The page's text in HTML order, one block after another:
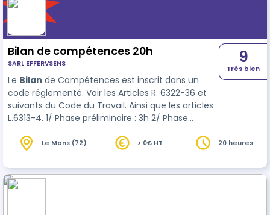
Bilan de compétences 20h
SARL EFFERVSENS
Le Bilan de Compétences est inscrit dans un
code réglementé. Voir les Articles R. 6322-36 et
suivants du Code du Travail. Ainsi que les articles
L.6313-4. 1/ Phase préliminaire : 3h 2/ Phase
suivi : 3…
9
Très bien
Le Mans (72) > 0€ HT 20 heures